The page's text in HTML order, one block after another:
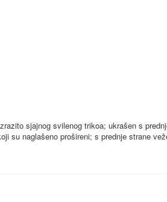
sjajnog svilenog trikoa; ukrašen s
su naglašeno prošireni; s prednje strane